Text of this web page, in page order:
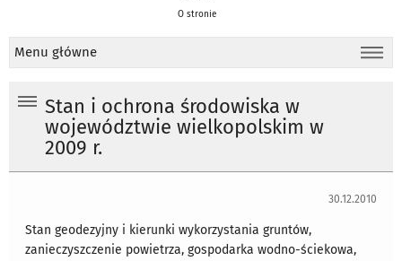
O stronie
Menu główne
Stan i ochrona środowiska w
województwie wielkopolskim w
2009 r.
30.12.2010
Stan geodezyjny i kierunki wykorzystania gruntów,
zanieczyszczenie powietrza, gospodarka wodno-ściekowa,